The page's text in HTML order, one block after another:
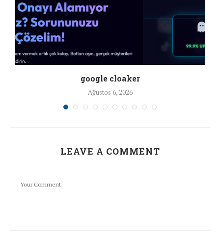
google cloaker
Ağustos 6, 2026
LEAVE A COMMENT